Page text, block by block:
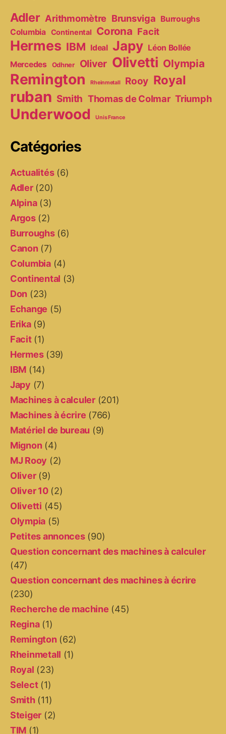
Adler Arithmomètre Brunsviga Burroughs
Columbia Continental Corona Facit
Hermes IBM Ideal Japy Léon Bollée
Mercedes
Odhner Oliver Olivetti Olympia
Remington Rheinmetall Rooy Royal
ruban Smith Thomas de Colmar Triumph
Underwood Unis France
Catégories
Actualités(6)
Adler(20)
Alpina(3)
Argos(2)
Burroughs(6)
Canon (7)
Columbia(4)
Continental (3)
Don (23)
Echange (5)
Erika(9)
Facit(1)
Hermes(39)
IBM (14)
Japy (7)
Machines à calculer(201)
Machines à écrire (766)
Matériel de bureau (9)
Mignon (4)
MJ Rooy (2)
Oliver(9)
Oliver 10(2)
Olivetti (45)
Olympia (5)
Petites annonces(90)
Question concernant des machines à calculer
(47)
Question concernant des machines à écrire
(230)
Recherche de machine (45)
Regina(1)
Remington (62)
Rheinmetall (1)
Royal (23)
Select(1)
Smith(11)
Steiger (2)
TIM (1)